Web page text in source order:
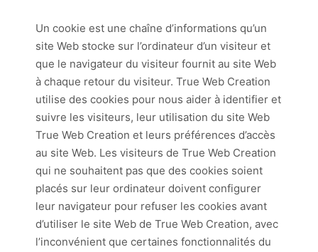
Un cookie est une chaîne d’informations qu’un
site Web stocke sur l’ordinateur d’un visiteur et
que le navigateur du visiteur fournit au site Web
à chaque retour du visiteur. True Web Creation
utilise des cookies pour nous aider à identifier et
suivre les visiteurs, leur utilisation du site Web
True Web Creation et leurs préférences d’accès
au site Web. Les visiteurs de True Web Creation
qui ne souhaitent pas que des cookies soient
placés sur leur ordinateur doivent configurer
leur navigateur pour refuser les cookies avant
d’utiliser le site Web de True Web Creation, avec
l’inconvénient que certaines fonctionnalités du